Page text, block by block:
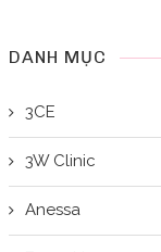
DANH MỤC
3CE
3W Clinic
Anessa